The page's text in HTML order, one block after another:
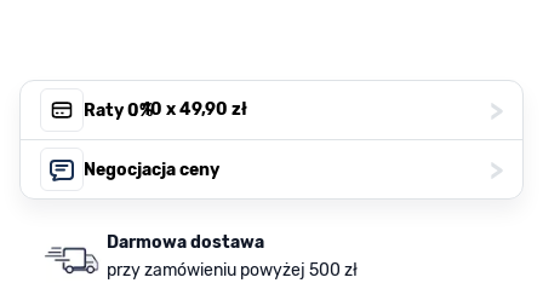
Raty 0%, 10 x49,90 zł >
Negocjacja ceny >
Darmowa dostawa
przy zamówieniu powyżej 500 zł